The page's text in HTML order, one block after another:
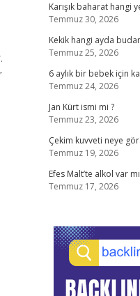
Karışık baharat hangi
Temmuz 30, 2026
Kekik hangi ayda
Temmuz 25, 2026
6 aylık bir bebek için
Temmuz 24, 2026
Jan Kürt ismi mi ?
Temmuz 23, 2026
Çekim kuvveti neye
Temmuz 19, 2026
Efes Malt’te alkol var
Temmuz 17, 2026